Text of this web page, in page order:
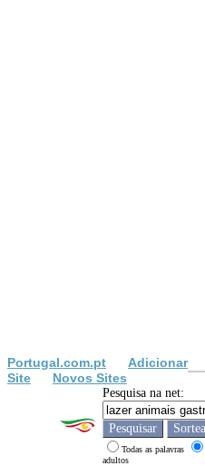
Portugal.com.pt
Adicionar
Site
Novos Sites
Pesquisa na net:
Todas as palavras
adultos